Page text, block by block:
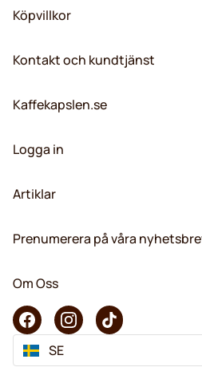
Köpvillkor
Kontakt och kundtjänst
Kaffekapslen.se
Logga in
Artiklar
Prenumerera på våra
Om Oss
SE